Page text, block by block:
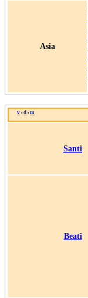
Asia
v • d • m
Santi
Beati